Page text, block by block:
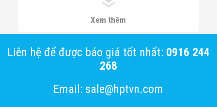
Máy Dò Kim Gãy Trong May Mặc
Xem thêm
Liên hệ để được báo giá tốt nhất: 0916 244
268
Email: sale@hptvn.com